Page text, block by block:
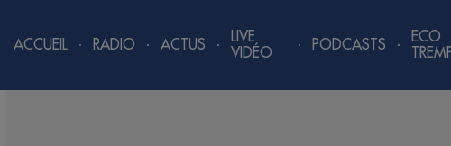
ACCUEIL RADIO ACTUS
LIVE
VIDÉO
PODCASTS
ECO